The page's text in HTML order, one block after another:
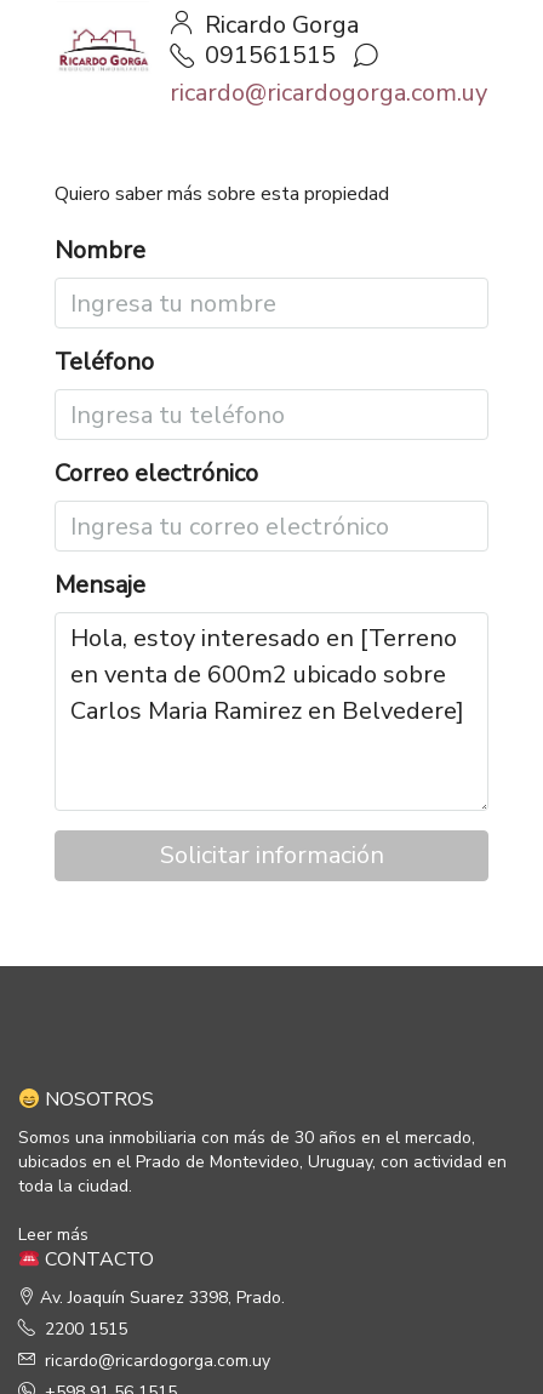
Ricardo Gorga
091561515
ricardo@ricardogorga.com.uy
Quiero saber más sobre esta propiedad
Nombre
Teléfono
Correo electrónico
Mensaje
Solicitar información
NOSOTROS
Somos una inmobiliaria con más de 30 años en el mercado,
ubicados en el Prado de Montevideo, Uruguay, con actividad en
toda la ciudad.
Leer más
CONTACTO
Av. Joaquín Suarez 3398, Prado.
2200 1515
ricardo@ricardogorga.com.uy